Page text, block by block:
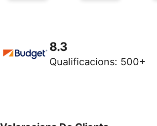
8.3
Qualificacions: 500+